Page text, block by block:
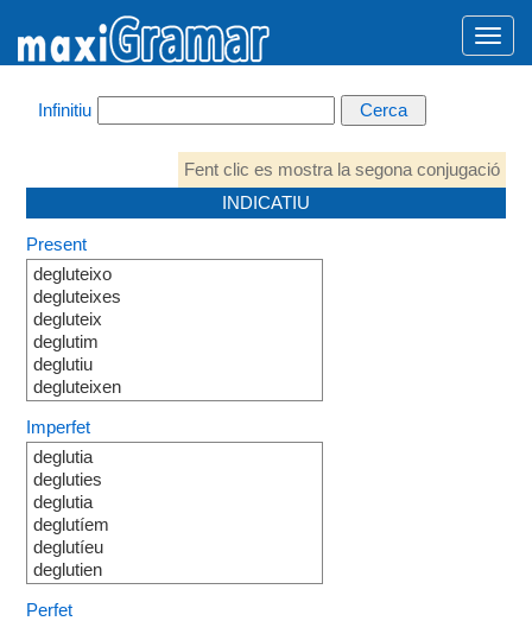
Infinitiu
Fent clic es mostra la segona conjugació
INDICATIU
Present
degluteixo
degluteixes
degluteix
deglutim
deglutiu
degluteixen
Imperfet
deglutia
degluties
deglutia
deglutíem
deglutíeu
deglutien
Perfet